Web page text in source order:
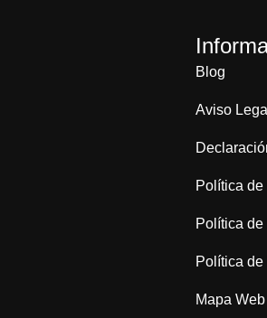
Blog
Aviso Legal
Política
Política
Política
Mapa Web